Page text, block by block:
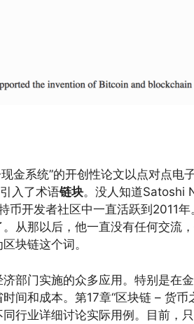
金系统”的开创性论文以点对点电
入了术语链块。没人知道Satoshi
开发者社区中一直活跃到2011
从那以后，他一直没有任何交流
块链这个词。
部门实施的众多应用。特别是在
间和成本。第17章“区块链 – 货币
行业详细讨论实际用例。目前，